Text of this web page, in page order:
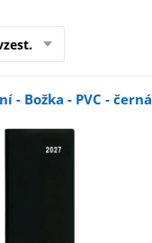
- Božka - PVC - černá